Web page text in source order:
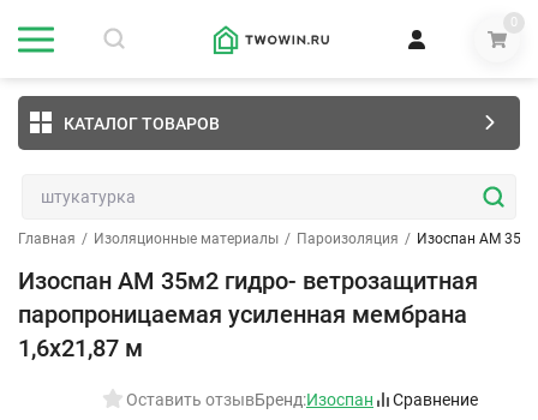
0
КАТАЛОГ ТОВАРОВ
Главная / Изоляционные материалы / Пароизоляция / Изоспан AM
Изоспан AM 35м2 гидро- ветрозащитная
паропроницаемая усиленная мембрана
1,6х21,87 м
Оставить отзывБренд:Изоспан Сравнение